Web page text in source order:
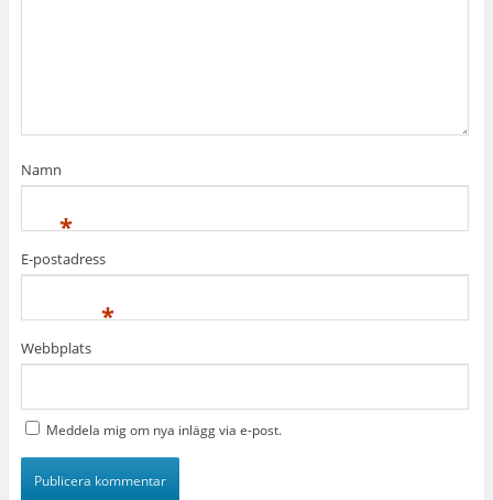
Namn
*
E-postadress
*
Webbplats
Meddela mig om nya inlägg via e-post.